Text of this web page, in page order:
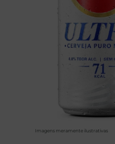
Imagens meramente ilustrativas